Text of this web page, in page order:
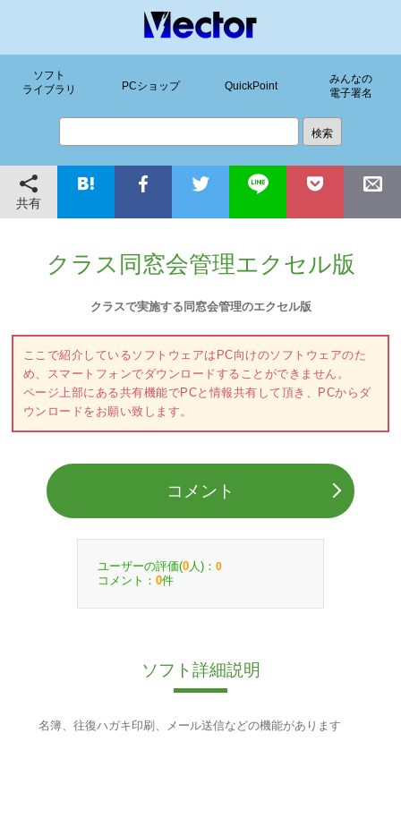
ソフト
ライブラリ
PCショップ QuickPoint
みんなの
電子署名
共有
クラス同窓会管理エクセル版
クラスで実施する同窓会管理のエクセル版
ここで紹介しているソフトウェアはPC向けのソフトウェアのた
め、スマートフォンでダウンロードすることができません。
ページ上部にある共有機能でPCと情報共有して頂き、PCからダ
ウンロードをお願い致します。
コメント
ユーザーの評価(0 人)： 0
コメント： 0件
ソフト詳細説明
名簿、往復ハガキ印刷、メール送信などの機能があります